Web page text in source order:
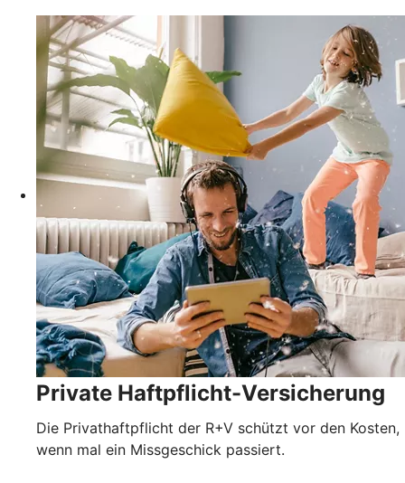
Private Haftpflicht-Versicherung
Die Privathaftpflicht der R+V schützt vor den Kosten,
wenn mal ein Missgeschick passiert.